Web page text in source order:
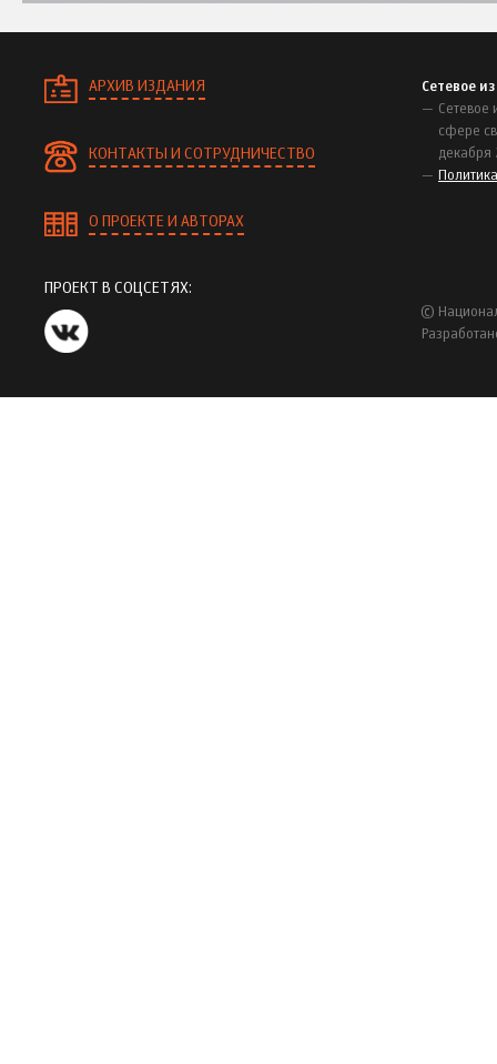
АРХИВ ИЗДАНИЯ
КОНТАКТЫ И СОТРУДНИЧЕСТВО
О ПРОЕКТЕ И АВТОРАХ
Сетевое
Сетевое
сфере
декабря
ПРОЕКТ В СОЦСЕТЯХ:
©